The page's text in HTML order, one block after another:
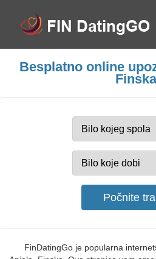
Besplatno online
Finska
FinDatingGo je popularna